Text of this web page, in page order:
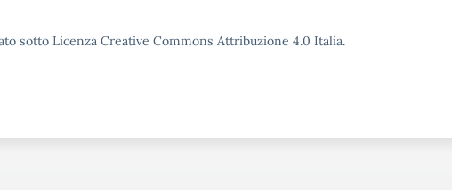
sotto Licenza Creative Commons Attribuzione 4.0 Italia.